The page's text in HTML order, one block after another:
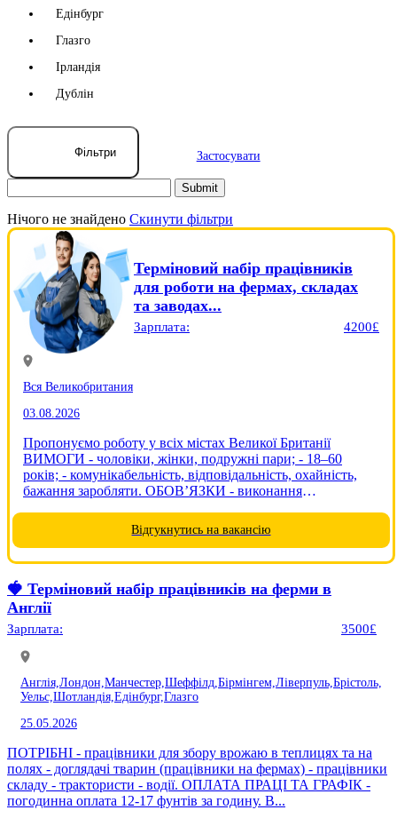
Едінбург
Глазго
Ірландія
Дублін
Фільтри Застосувати
Нічого не знайдено Скинути фільтри
Терміновий набір працівників
для роботи на фермах, складах
та заводах...
Зарплата: 4200£
Вся Великобритания
03.08.2026
Пропонуємо роботу у всіх містах Великої Британії
ВИМОГИ - чоловіки, жінки, подружні пари; - 18–60
років; - комунікабельність, відповідальність, охайність,
бажання заробляти. ОБОВ’ЯЗКИ - виконання
сортування, сканування товару, збір врожаю....
Відгукнутись на вакансію
🍓 Терміновий набір працівників на ферми в
Англії
Зарплата: 3500£
Англія, Лондон, Манчестер, Шеффілд, Бірмінгем, Ліверпуль, Брістоль,
Уельс, Шотландія, Едінбург,Глазго
25.05.2026
ПОТРІБНІ - працівники для збору врожаю в теплицях та на
полях - доглядачі тварин (працівники на фермах) - працівники
складу - трактористи - водії. ОПЛАТА ПРАЦІ ТА ГРАФІК -
погодинна оплата 12-17 фунтів за годину. В...